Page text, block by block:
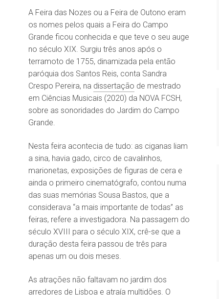
A Feira das Nozes ou a Feira de Outono eram
os nomes pelos quais a Feira do Campo
Grande ficou conhecida e que teve o seu auge
no século XIX. Surgiu três anos após o
terramoto de 1755, dinamizada pela então
paróquia dos Santos Reis, conta Sandra
Crespo Pereira, na dissertação de mestrado
em Ciências Musicais (2020) da NOVA FCSH,
sobre as sonoridades do Jardim do Campo
Grande.
Nesta feira acontecia de tudo: as ciganas liam
a sina, havia gado, circo de cavalinhos,
marionetas, exposições de figuras de cera e
ainda o primeiro cinematógrafo, contou numa
das suas memórias Sousa Bastos, que a
considerava “a mais importante de todas” as
feiras, refere a investigadora. Na passagem do
século XVIII para o século XIX, crê-se que a
duração desta feira passou de três para
apenas um ou dois meses.
As atrações não faltavam no jardim dos
arredores de Lisboa e atraía multidões. O